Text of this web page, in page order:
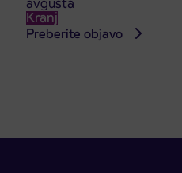
Kranj
Preberite objavo